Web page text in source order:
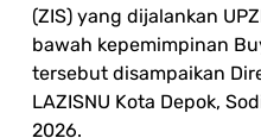
(ZIS) yang dijalankan
bawah kepemimpinan
tersebut disampaikan
LAZISNU Kota Depok,
2026.